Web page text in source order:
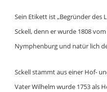
Sein Etikett ist „Begründer des
Sckell, denn er wurde 1808
Nymphenburg und natür lich
Sckell stammt aus einer Hof-
Vater Wilhelm wurde 1753 als